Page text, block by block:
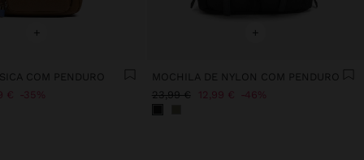
+
COM PENDURO
€ 35%
+
MOCHILA DE NYLON COM PENDURO
23,99 € 12,99 € 46%